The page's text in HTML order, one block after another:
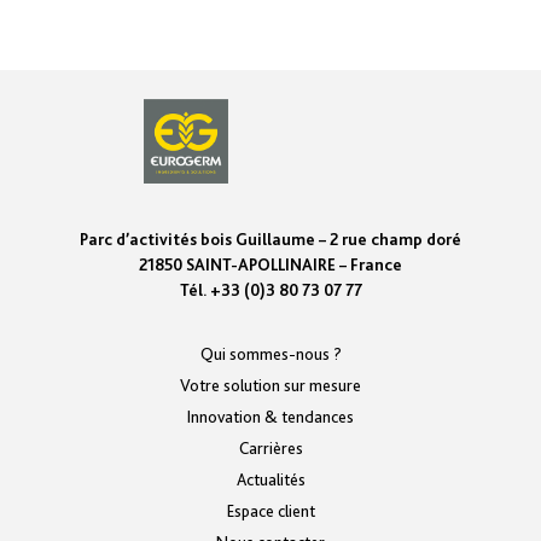
Parc d’activités bois Guillaume – 2 rue champ doré
21850 SAINT-APOLLINAIRE – France
Tél. +33 (0)3 80 73 07 77
Qui sommes-nous ?
Votre solution sur mesure
Innovation & tendances
Carrières
Actualités
Espace client